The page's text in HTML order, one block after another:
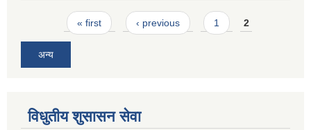
Pages« first ‹ previous 1 2
अन्य
विधुतीय शुसासन सेवा